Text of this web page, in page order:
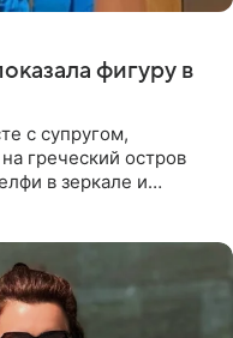
фигуру в
с супругом,
греческий остров
в зеркале и